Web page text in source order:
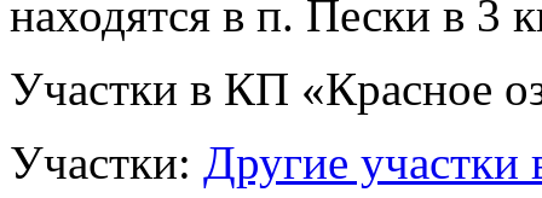
находятся в п. Пески в 3
Участки в КП «Красное
Участки: Другие